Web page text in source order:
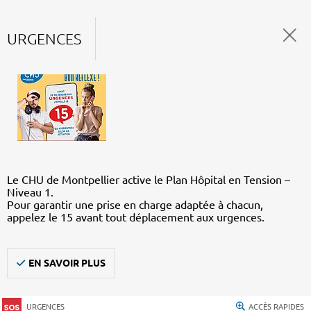
URGENCES
Le CHU de Montpellier active le Plan Hôpital en Tension –
Niveau 1.
Pour garantir une prise en charge adaptée à chacun,
appelez le 15 avant tout déplacement aux urgences.
EN SAVOIR PLUS
URGENCES ACCÈS RAPIDES